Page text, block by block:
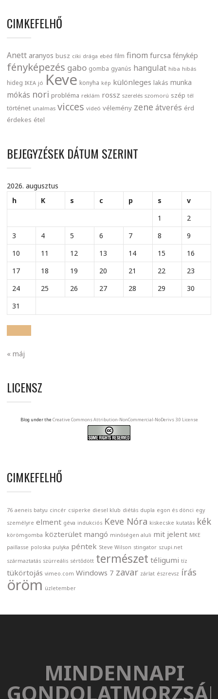
CIMKEFELHŐ
Anett aranyos busz ciki drága ebéd film finom furcsa fénykép
fényképezés gabo gomba gyanús hangulat hiba hibás
hideg IKEA jó Keve konyha kép különleges lakás munka
mókás nori probléma reklám rossz szerelés szomorú szép tél
történet unalmas vicces videó vélemény zene átverés érd
érdekes étel
BEJEGYZÉSEK DÁTUM SZERINT
2026. augusztus
h
K s c p s
v
1
2
3
4 5 6 7 8
9
10
11 12 13 14 15
16
17
18 19 20 21 22
23
24
25 26 27 28 29
30
31
« máj
LICENSZ
Blog under the Creative Commons Attribution-NonCommercial-NoDerivs 3.0 License
CIMKEFELHŐ
76 aeneis batyu cincér csiperke diesel klub diétás dupla egon és dönci egy
személyre elment géva indukciós Keve Nóra kiskecske kutatás kék
körömgomba közterület mangó minőségen aluli mit jelent MKE
paillasse poloska pulyka péntek Steve Wilson stingator szupi.net
származtatás szürreális sértődött természet téligumi tíz
tükörtojás vimeo.com Windows 7 zavar zárlat észrevsz írás
öröm üzletember
MINDENNAPI